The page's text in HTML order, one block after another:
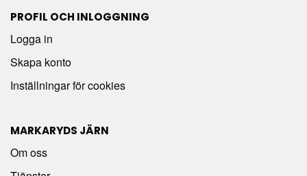
PROFIL OCH INLOGGNING
Logga in
Skapa konto
Inställningar för cookies
MARKARYDS JÄRN
Om oss